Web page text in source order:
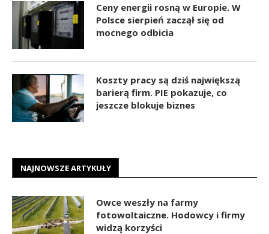
Ceny energii rosną w Europie. W
Polsce sierpień zaczął się od
mocnego odbicia
Koszty pracy są dziś największą
barierą firm. PIE pokazuje, co
jeszcze blokuje biznes
NAJNOWSZE ARTYKUŁY
Owce weszły na farmy
fotowoltaiczne. Hodowcy i firmy
widzą korzyści